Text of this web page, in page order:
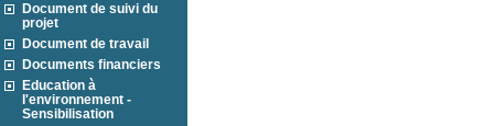
Document de suivi du
projet
Document de travail
Documents financiers
Education à
l'environnement -
Sensibilisation